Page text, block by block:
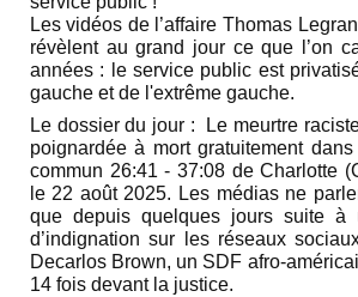
Les vidéos de l’affaire Thomas
révèlent au grand jour ce que l’on
années : le service public est
gauche et de l'extrême gauche.
Le dossier du jour :
Le meurtre
poignardée à mort gratuitement
commun 26:41 - 37:08 de Charlotte
le 22 août 2025. Les médias ne
que depuis quelques jours suite à
d’indignation sur les réseaux
Decarlos Brown, un SDF afro-
14 fois devant la justice.